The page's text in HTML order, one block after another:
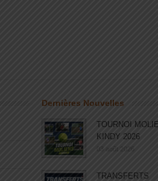
Dernières Nouvelles
TOURNOI
KINDY 2026
03 août 2026
TRANSFERTS